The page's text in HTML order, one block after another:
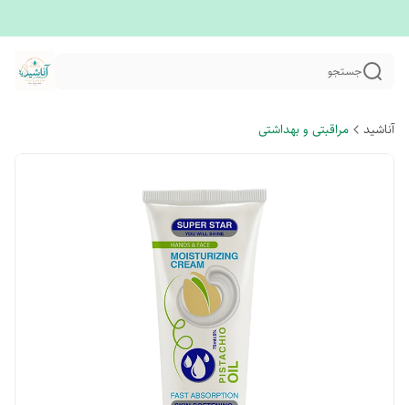
جستجو
آناشید مراقبتی و بهداشتی